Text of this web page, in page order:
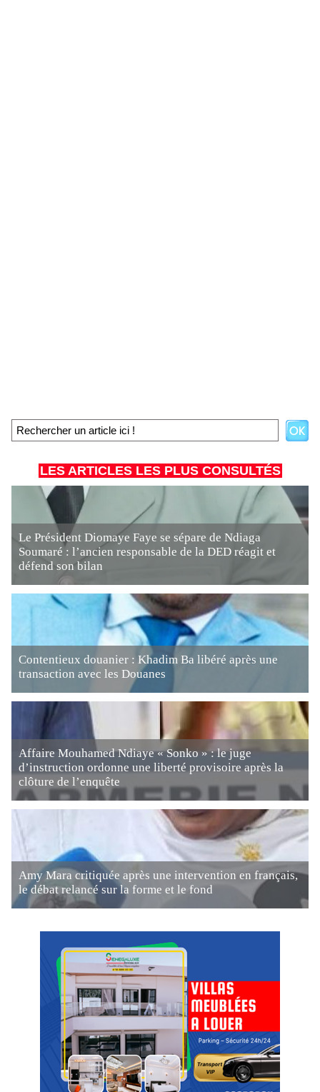
LES ARTICLES LES PLUS CONSULTÉS
Le Président Diomaye Faye se sépare de Ndiaga
Soumaré : l’ancien responsable de la DED réagit et
défend son bilan
Contentieux douanier : Khadim Ba libéré après une
transaction avec les Douanes
Affaire Mouhamed Ndiaye « Sonko » : le juge
d’instruction ordonne une liberté provisoire après la
clôture de l’enquête
Amy Mara critiquée après une intervention en français,
le débat relancé sur la forme et le fond